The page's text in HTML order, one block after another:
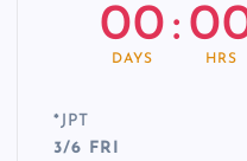
00
DAYS
:
HRS
* JPT
3/6 FRI